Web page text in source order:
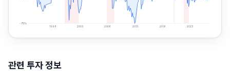
-75%
1998 2003 2008 2013 2018 2023
관련 투자 정보